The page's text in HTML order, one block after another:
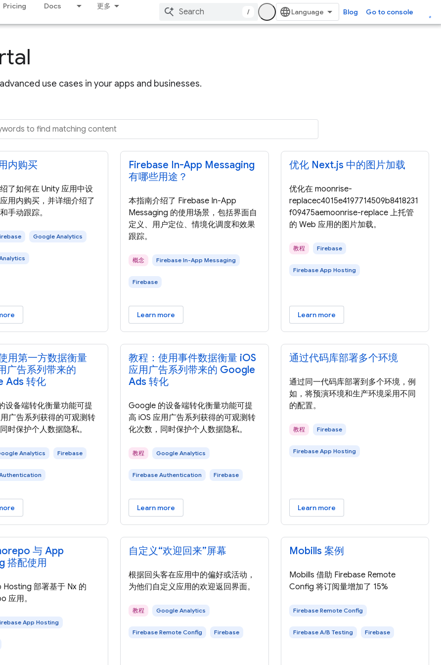
Pricing Docs 更多
/ Blog Go to console
use cases in your apps and businesses.
内购买
了如何在 Unity 应用中设
用内购买，并详细介绍了
手动跟踪。
Google Analytics
Firebase In-App Messaging
有哪些用途？
本指南介绍了 Firebase In-App
Messaging 的使用场景，包括界面自
定义、用户定位、情境化调度和效果
跟踪。
概念 Firebase In-App Messaging
Firebase
Learn more
优化 Next.js 中的图片加载
优化在 moonrise-
replacec4015e4197714509b8418231
f09475aemoonrise-replace 上托管
的 Web 应用的图片加载。
教程 Firebase
Firebase App Hosting
Learn more
用第一方数据衡量
广告系列带来的
Ads 转化
设备端转化衡量功能可提
广告系列获得的可观测转
时保护个人数据隐私。
Analytics Firebase
教程：使用事件数据衡量 iOS
应用广告系列带来的 Google
Ads 转化
Google 的设备端转化衡量功能可提
高 iOS 应用广告系列获得的可观测转
化次数，同时保护个人数据隐私。
教程 Google Analytics
Firebase Authentication Firebase
Learn more
通过代码库部署多个环境
通过同一代码库部署到多个环境，例
如，将预演环境和生产环境采用不同
的配置。
教程 Firebase
Firebase App Hosting
Learn more
与 App
搭配使用
Hosting 部署基于 Nx 的
应用。
App Hosting
自定义“欢迎回来”屏幕
根据回头客在应用中的偏好或活动，
为他们自定义应用的欢迎返回界面。
教程 Google Analytics
Firebase Remote Config Firebase
Mobills 案例
Mobills 借助 Firebase Remote
Config 将订阅量增加了 15%
Firebase Remote Config
Firebase A/B Testing Firebase